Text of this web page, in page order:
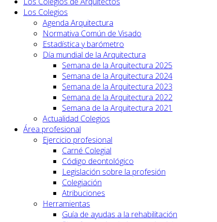
Los Colegios
Agenda Arquitectura
Normativa Común de Visado
Estadística y barómetro
Día mundial de la Arquitectura
Semana de la Arquitectura 2025
Semana de la Arquitectura 2024
Semana de la Arquitectura 2023
Semana de la Arquitectura 2022
Semana de la Arquitectura 2021
Actualidad Colegios
Área profesional
Ejercicio profesional
Carné Colegial
Código deontológico
Legislación sobre la profesión
Colegiación
Atribuciones
Herramientas
Guía de ayudas a la rehabilitación